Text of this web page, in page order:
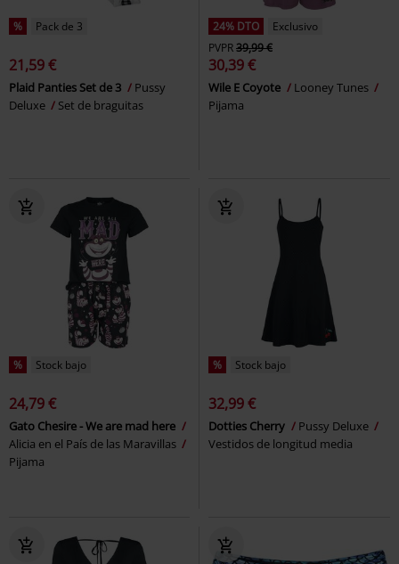
% Pack de 3
21,59 €
Plaid Panties Set de 3
Pussy
Deluxe
Set de braguitas
24% DTO
Exclusivo
PVPR39,99 €
30,39 €
Wile E Coyote
Looney Tunes
Pijama
% Stock bajo
24,79 €
Gato Chesire - We are mad here
Alicia en el País de las Maravillas
Pijama
% Stock bajo
32,99 €
Dotties Cherry
Pussy Deluxe
Vestidos de longitud media